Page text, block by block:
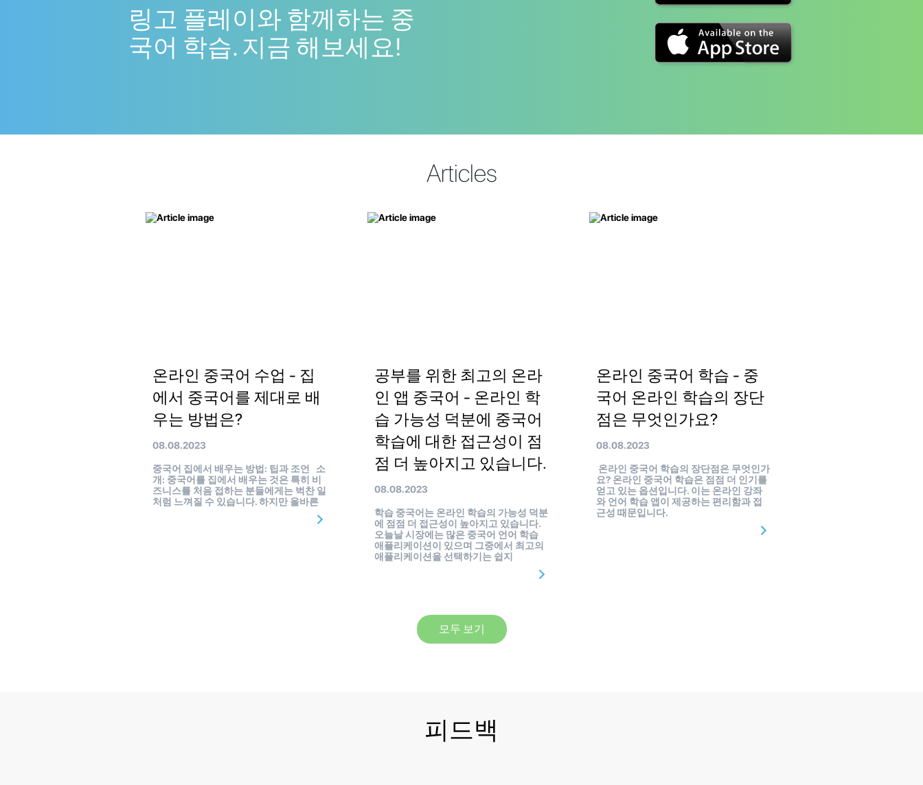
링고 플레이와 함께하는 중
국어 학습. 지금 해보세요!
Articles
온라인 중국어 수업 - 집
에서 중국어를 제대로 배
우는 방법은?
08.08.2023
중국어 집에서 배우는 방법: 팁과 조언 소
개: 중국어를 집에서 배우는 것은 특히 비
즈니스를 처음 접하는 분들에게는 벅찬 일
처럼 느껴질 수 있습니다. 하지만 올바른
공부를 위한 최고의 온라
인 앱 중국어 - 온라인 학
습 가능성 덕분에 중국어
학습에 대한 접근성이 점
점 더 높아지고 있습니다.
08.08.2023
학습 중국어는 온라인 학습의 가능성 덕분
에 점점 더 접근성이 높아지고 있습니다.
오늘날 시장에는 많은 중국어 언어 학습
애플리케이션이 있으며 그중에서 최고의
애플리케이션을 선택하기는 쉽지
온라인 중국어 학습 - 중
국어 온라인 학습의 장단
점은 무엇인가요?
08.08.2023
온라인 중국어 학습의 장단점은 무엇인가
요? 온라인 중국어 학습은 점점 더 인기를
얻고 있는 옵션입니다. 이는 온라인 강좌
와 언어 학습 앱이 제공하는 편리함과 접
근성 때문입니다.
모두 보기
피드백